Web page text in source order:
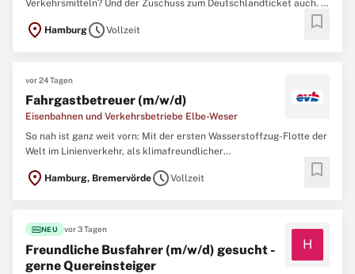
Verkehrsmitteln? Und der Zuschuss zum Deutschlandticket auch. ~
einer betrieblichen Altersvorsorge - und wir steuern als
location_on HamburgscheduleVollzeit bookmark
vor 24 Tagen
Fahrgastbetreuer (m/w/d)
Eisenbahnen und Verkehrsbetriebe Elbe-Weser
So nah ist ganz weit vorn: Mit der ersten Wasserstoffzug-Flotte der
Welt im Linienverkehr, als klimafreundlicher
zukunftssichere Leistungen im Schienengüterverkehr verbindet die
location_on Hamburg, BremervördescheduleVollzeit bookmark
fiber_newNEU vor 3 Tagen
Freundliche Busfahrer (m/w/d) gesucht -
gerne Quereinsteiger
H